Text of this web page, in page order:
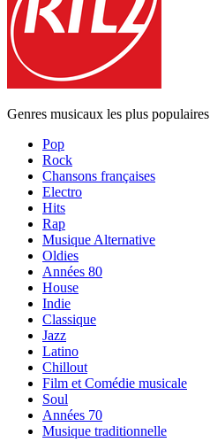
Genres musicaux les plus populaires
Pop
Rock
Chansons françaises
Electro
Hits
Rap
Musique Alternative
Oldies
Années 80
House
Indie
Classique
Jazz
Latino
Chillout
Film et Comédie musicale
Soul
Années 70
Musique traditionnelle